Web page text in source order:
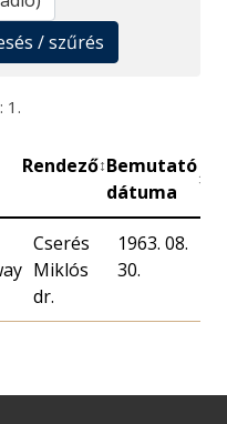
/ szűrés
1.
Rendező↕Bemutató
dátuma
↕
Cserés
Miklós
dr.
1963. 08.
30.